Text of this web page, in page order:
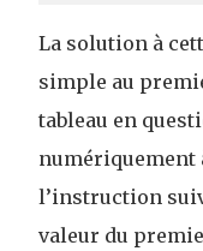
La solution à
simple au
tableau en
numériquement
l’instruction
valeur du